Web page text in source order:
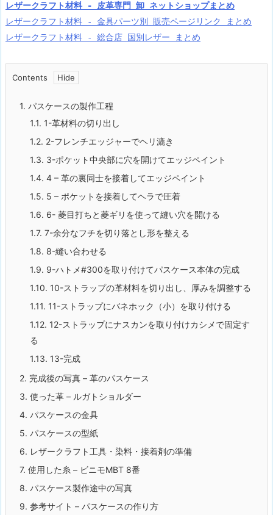
レザークラフト材料 - 皮革専門 卸 ネットショップまとめ
レザークラフト材料 - 金具パーツ別 販売ページリンク まとめ
レザークラフト材料 - 総合店 国別レザー まとめ
Contents
1. パスケースの製作工程
1.1. 1-革材料の切り出し
1.2. 2-フレンチエッジャーでヘリ漉き
1.3. 3-ポケット中央部に穴を開けてエッジペイント
1.4. 4 – 革の裏同士を接着してエッジペイント
1.5. 5 – ポケットを接着してヘラで圧着
1.6. 6- 菱目打ちと菱ギリを使って縫い穴を開ける
1.7. 7-余分なフチを切り落とし形を整える
1.8. 8-縫い合わせる
1.9. 9-ハトメ#300を取り付けてパスケース本体の完成
1.10. 10-ストラップの革材料を切り出し、厚みを調整する
1.11. 11-ストラップにバネホック（小）を取り付ける
1.12. 12-ストラップにナスカンを取り付けカシメで固定す
る
1.13. 13-完成
2. 完成後の写真 – 革のパスケース
3. 使った革 – ルガトショルダー
4. パスケースの金具
5. パスケースの型紙
6. レザークラフト工具・染料・接着剤の準備
7. 使用した糸 – ビニモMBT 8番
8. パスケース製作途中の写真
9. 参考サイト – パスケースの作り方